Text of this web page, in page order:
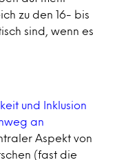
zu den 16- bis
sind, wenn es
und Inklusion
an
Aspekt von
(fast die